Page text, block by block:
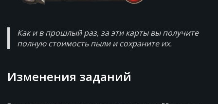
Как и в прошлый раз, за эти карты вы получите
полную стоимость пыли и сохраните их.
Изменения заданий